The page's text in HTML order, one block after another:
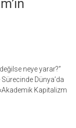
neye yarar?”
Dünya’da
Kapitalizm